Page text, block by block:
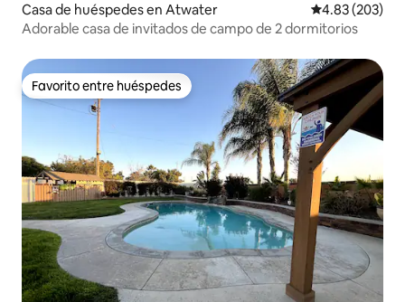
Casa de huéspedes en Atwater Calificación
4.83 (203)
Adorable casa de invitados de campo de 2 dormitorios
Favorito entre huéspedes
Favorito entre huéspedes